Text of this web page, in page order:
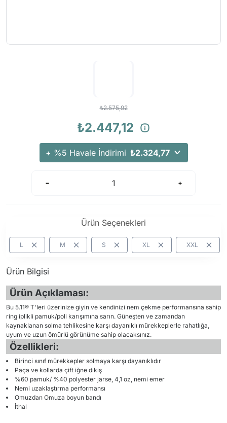
₺2.575,92
₺2.447,12
+ %5 Havale İndirimi ₺2.324,77
Ürün Seçenekleri
L M S XL XXL
Ürün Bilgisi
Ürün Açıklaması:
Bu 5.11® T'leri üzerinize giyin ve kendinizi nem çekme performansına sahip
ring iplikli pamuk/poli karışımına sarın. Güneşten ve zamandan
kaynaklanan solma tehlikesine karşı dayanıklı mürekkeplerle rahatlığa,
uyum ve uzun ömürlü görünüme sahip olacaksınız.
Özellikleri:
Birinci sınıf mürekkepler solmaya karşı dayanıklıdır
Paça ve kollarda çift iğne dikiş
%60 pamuk/ %40 polyester jarse, 4,1 oz, nemi emer
Nemi uzaklaştırma performansı
Omuzdan Omuza boyun bandı
İthal